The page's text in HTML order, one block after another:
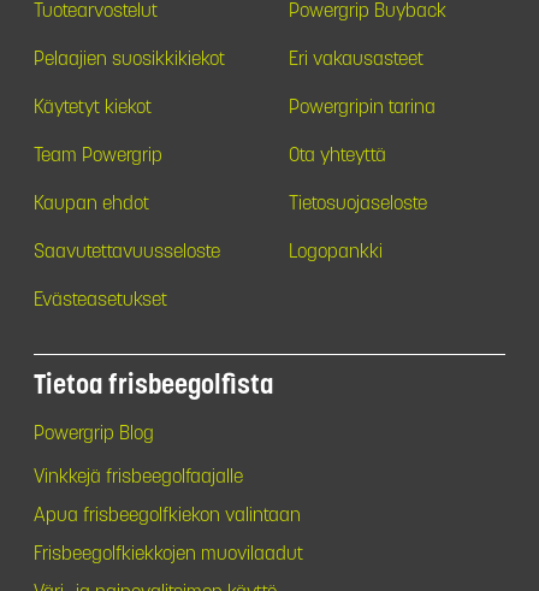
Tuotearvostelut Powergrip Buyback
Pelaajien suosikkikiekot Eri vakausasteet
Käytetyt kiekot Powergripin tarina
Team Powergrip Ota yhteyttä
Kaupan ehdot Tietosuojaseloste
Saavutettavuusseloste Logopankki
Evästeasetukset
Tietoa frisbeegolfista
Powergrip Blog
Vinkkejä frisbeegolfaajalle
Apua frisbeegolfkiekon valintaan
Frisbeegolfkiekkojen muovilaadut